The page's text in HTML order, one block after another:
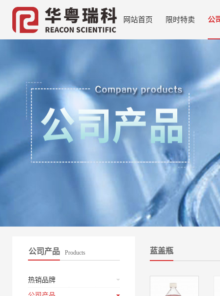
网站首页 限时特卖 公
公司产品 Products
热销品牌
蓝盖瓶